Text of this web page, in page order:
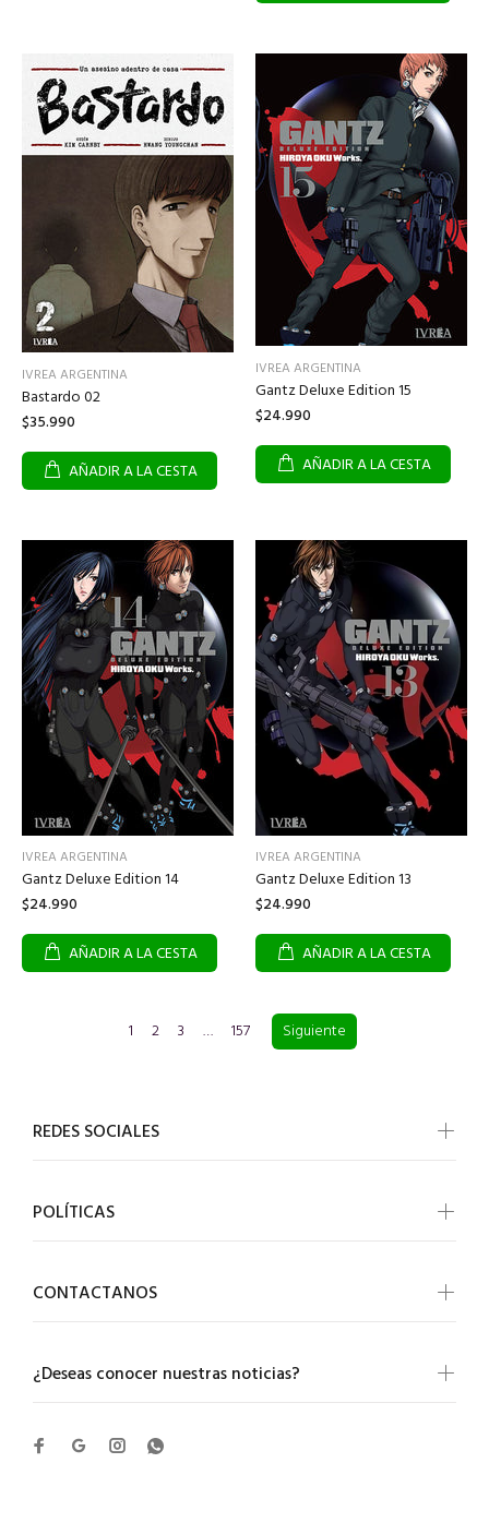
IVREA ARGENTINA
Bastardo 02
$35.990
AÑADIR A LA CESTA
IVREA ARGENTINA
Gantz Deluxe Edition 15
$24.990
AÑADIR A LA CESTA
IVREA ARGENTINA
Gantz Deluxe Edition 14
$24.990
AÑADIR A LA CESTA
IVREA ARGENTINA
Gantz Deluxe Edition 13
$24.990
AÑADIR A LA CESTA
1 2 3 … 157 Siguiente
¿Deseas conocer nuestras noticias?
REDES SOCIALES
POLÍTICAS
CONTACTANOS